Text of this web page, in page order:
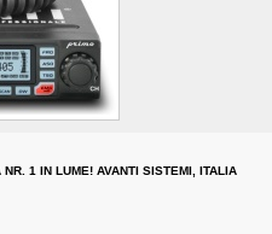
1 IN LUME! AVANTI SISTEMI, ITALIA